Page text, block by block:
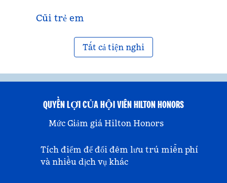
Cũi trẻ em
Tất cả tiện nghi
QUYỀN LỢI CỦA HỘI VIÊN HILTON HONORS
Mức Giảm giá Hilton Honors
Tích điểm để đổi đêm lưu trú miễn phí
và nhiều dịch vụ khác